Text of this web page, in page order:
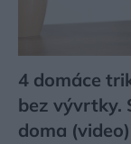
4 domáce
bez vývrtky.
doma (video)